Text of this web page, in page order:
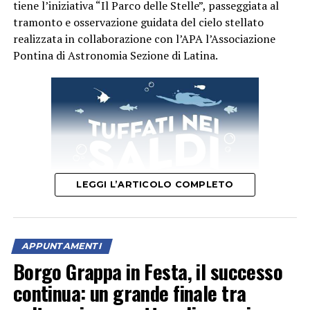
tiene l’iniziativa “Il Parco delle Stelle”, passeggiata al
tramonto e osservazione guidata del cielo stellato
realizzata in collaborazione con l’APA l’Associazione
Pontina di Astronomia Sezione di Latina.
“Un’occasione per vivere la natura al calar del sole e
scoprire le meraviglie del cielo notturno tra stelle,
costellazioni e pianeti”, è l’invito della Fondazione
LEGGI L’ARTICOLO COMPLETO
APPUNTAMENTI
Borgo Grappa in Festa, il successo
continua: un grande finale tra